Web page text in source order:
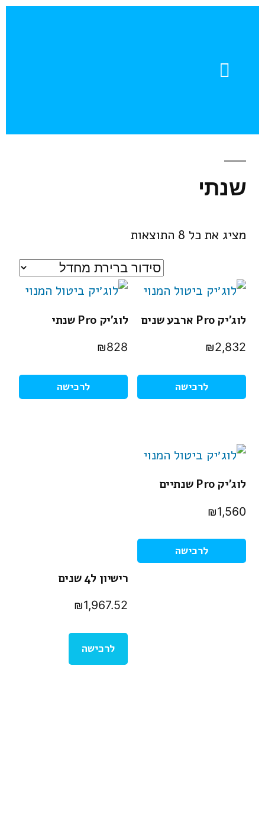
שנתי
מציג את כל 8 התוצאות
לוג’יק Pro ארבע שנים
₪2,832
לרכישה
לוג’יק Pro שנתי
₪828
לרכישה
לוג’יק Pro שנתיים
₪1,560
לרכישה
רישיון ל4 שנים
₪1,967.52
לרכישה